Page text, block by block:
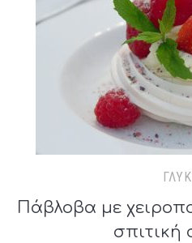
Πάβλοβα με
σπιτική